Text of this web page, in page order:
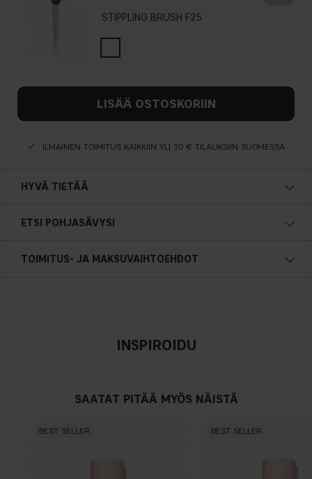
STIPPLING BRUSH F25
LISÄÄ OSTOSKORIIN
ILMAINEN TOIMITUS KAIKKIIN YLI 30 € TILAUKSIIN SUOMESSA
HYVÄ TIETÄÄ
ETSI POHJASÄVYSI
Keltainen, oliivin- tai kullansävyinen iho
Neutraali
TOIMITUS- JA MAKSUVAIHTOEHDOT
INSPIROIDU
SAATAT PITÄÄ MYÖS NÄISTÄ
BEST SELLER BEST SELLER